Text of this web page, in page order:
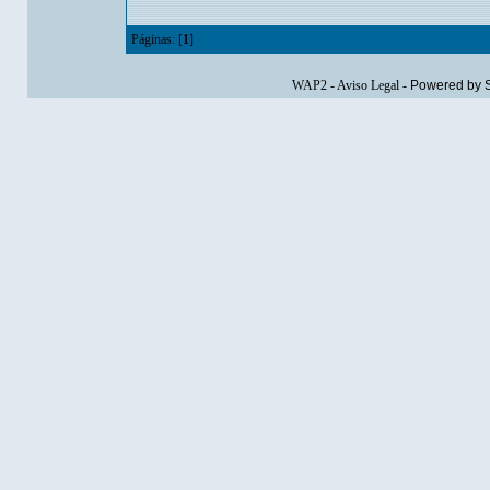
Páginas: [1]
WAP2-Aviso Legal- Powered by